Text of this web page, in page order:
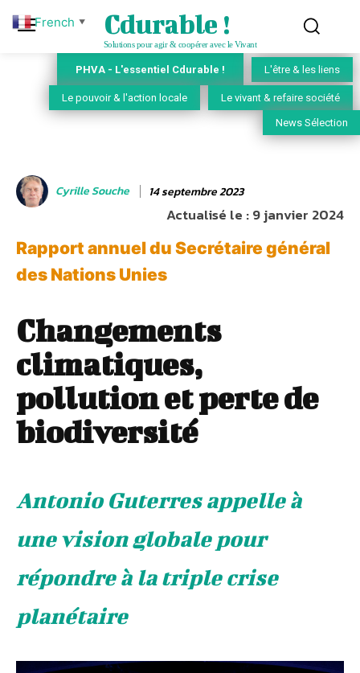
Cdurable !
Solutions pour agir & coopérer avec le Vivant
PHVA - L'essentiel Cdurable ! L'être & les liens
Le pouvoir & l'action locale Le vivant & refaire société
News Sélection
Cyrille Souche 14 septembre 2023
Actualisé le :9 janvier 2024
Rapport annuel du Secrétaire général
des Nations Unies
Changements
climatiques,
pollution et perte de
biodiversité
Antonio Guterres appelle à
une vision globale pour
répondre à la triple crise
planétaire
French ▼